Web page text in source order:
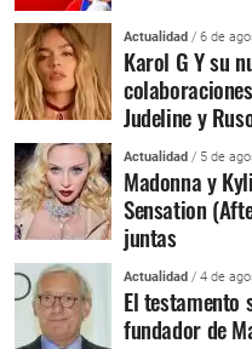
Actualidad / 6 de
Karol G Y su
Judeline y
Actualidad / 5 de
Madonna y
Sensation
juntas
Actualidad / 4 de
El testamento
fundador de